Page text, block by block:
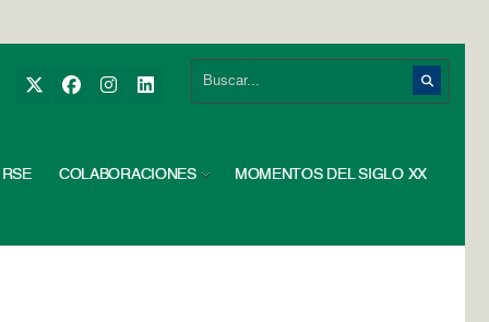
RSE COLABORACIONES MOMENTOS DEL SIGLO XX